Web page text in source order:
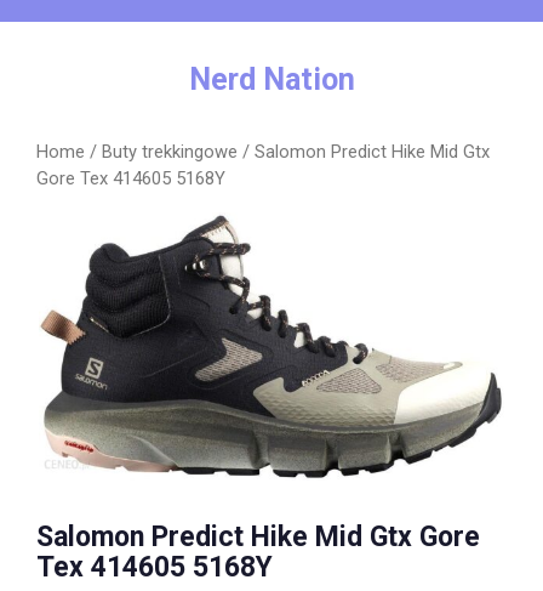
Nerd Nation
Home / Buty trekkingowe / Salomon Predict Hike Mid Gtx
Gore Tex 414605 5168Y
Salomon Predict Hike Mid Gtx Gore
Tex 414605 5168Y